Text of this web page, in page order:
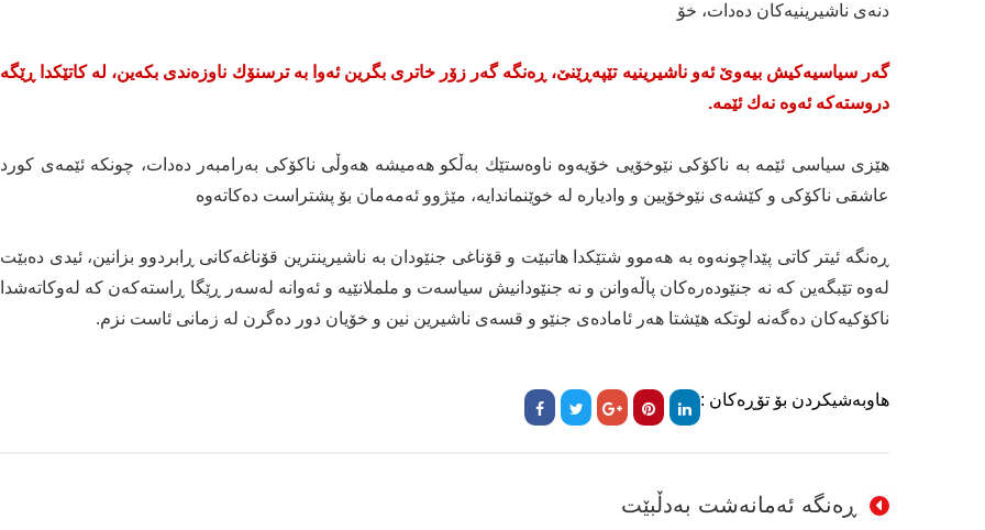
دنەی ناشیرینیەكان دەدات، خۆ
گەر سیاسیەكیش بیەوێ ئەو ناشیرینیە تێپەڕێنێ، ڕەنگە گەر زۆر خاتری بگرین ئەوا بە ترسنۆك ناوزەندی بكەین، لە كاتێكدا ڕێگە
دروستەكە ئەوە نەك ئێمە.
هێزی سیاسی ئێمە بە ناكۆكی نێوخۆیی خۆیەوە ناوەستێك بەڵكو هەمیشە هەوڵی ناكۆكی بەرامبەر دەدات، چونكە ئێمەی كورد
عاشقی ناكۆكی و كێشەی نێوخۆیین و وادیارە لە خوێنماندایە، مێژوو ئەمەمان بۆ پشتراست دەكاتەوە
ڕەنگە ئیتر كاتی پێداچونەوە بە هەموو شتێكدا هاتبێت و قۆناغی جنێودان بە ناشیرینترین قۆناغەكانی ڕابردوو بزانین، ئیدی دەبێت
لەوە تێبگەین كە نە جنێودەرەكان پاڵەوانن و نە جنێودانیش سیاسەت و ململانێیە و ئەوانە لەسەر ڕێگا ڕاستەكەن كە لەوكاتەشدا
ناكۆكیەكان دەگەنە لوتكە هێشتا هەر ئامادەی جنێو و قسەی ناشیرین نین و خۆیان دور دەگرن لە زمانی ئاست نزم.
هاوبەشیکردن بۆ تۆڕەکان :
ڕەنگە ئەمانەشت بەدڵبێت